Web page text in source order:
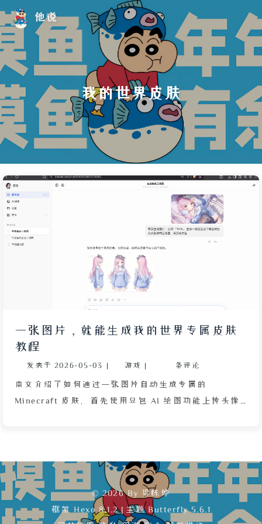
他说
我的世界皮肤
一张图片，就能生成我的世界专属皮肤
教程
发表于 2026-05-03 | 游戏 | 条评论
本文介绍了如何通过一张图片自动生成专属的
Minecraft 皮肤。首先使用豆包 AI 绘图功能上传头像
像素风格皮肤，登录后可使用豆进行生成。最后根据玩
家类型选择合适的皮肤应用方式：正版用户可通过启动
器上传至 MC 官网；LittleSkin 等第三方皮肤库用户需
先上传至皮肤站再加载；离线玩家可直接在启动器中切
© 2026 By 梁栋烨
框架Hexo 8.1.2 | 主题Butterfly 5.6.1